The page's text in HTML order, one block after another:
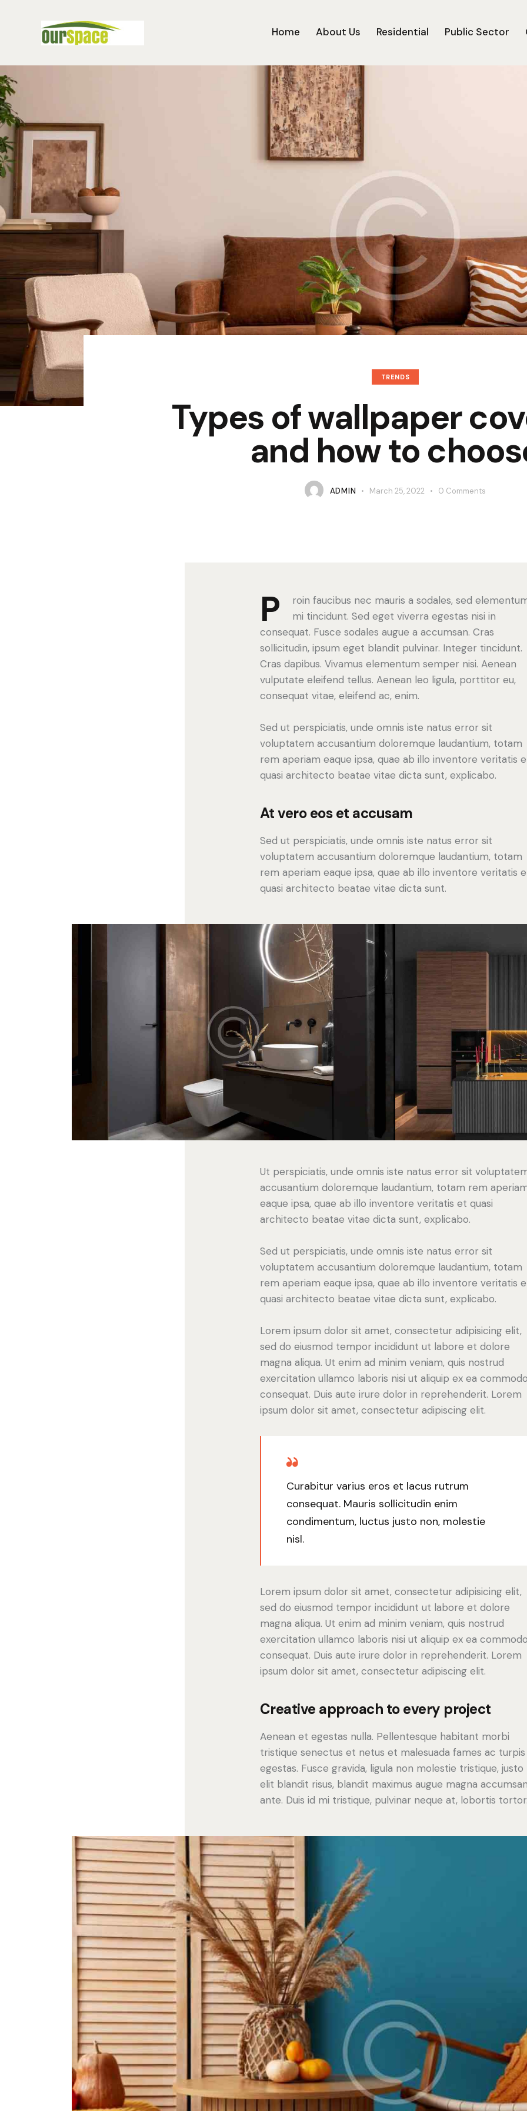
Home About Us Residential Public Sector
TRENDS
Types of wallpaper
and how to
ADMIN March 25, 2022 0 Comments
P
roin faucibus nec mauris a sodales, sed
mi tincidunt. Sed eget viverra egestas nisi in
consequat. Fusce sodales augue a accumsan. Cras
sollicitudin, ipsum eget blandit pulvinar. Integer tincidunt.
Cras dapibus. Vivamus elementum semper nisi. Aenean
vulputate eleifend tellus. Aenean leo ligula, porttitor eu,
consequat vitae, eleifend ac, enim.
Sed ut perspiciatis, unde omnis iste natus error sit
voluptatem accusantium doloremque laudantium, totam
rem aperiam eaque ipsa, quae ab illo inventore veritatis
quasi architecto beatae vitae dicta sunt, explicabo.
At vero eos et accusam
Sed ut perspiciatis, unde omnis iste natus error sit
voluptatem accusantium doloremque laudantium, totam
rem aperiam eaque ipsa, quae ab illo inventore veritatis
quasi architecto beatae vitae dicta sunt.
Ut perspiciatis, unde omnis iste natus error sit
accusantium doloremque laudantium, totam rem
eaque ipsa, quae ab illo inventore veritatis et quasi
architecto beatae vitae dicta sunt, explicabo.
Sed ut perspiciatis, unde omnis iste natus error sit
voluptatem accusantium doloremque laudantium, totam
rem aperiam eaque ipsa, quae ab illo inventore veritatis
quasi architecto beatae vitae dicta sunt, explicabo.
Lorem ipsum dolor sit amet, consectetur adipisicing elit,
sed do eiusmod tempor incididunt ut labore et dolore
magna aliqua. Ut enim ad minim veniam, quis nostrud
exercitation ullamco laboris nisi ut aliquip ex ea
consequat. Duis aute irure dolor in reprehenderit. Lorem
ipsum dolor sit amet, consectetur adipiscing elit.
Curabitur varius eros et lacus rutrum
consequat. Mauris sollicitudin enim
condimentum, luctus justo non, molestie
nisl.
Lorem ipsum dolor sit amet, consectetur adipisicing elit,
sed do eiusmod tempor incididunt ut labore et dolore
magna aliqua. Ut enim ad minim veniam, quis nostrud
exercitation ullamco laboris nisi ut aliquip ex ea
consequat. Duis aute irure dolor in reprehenderit. Lorem
ipsum dolor sit amet, consectetur adipiscing elit.
Creative approach to every project
Aenean et egestas nulla. Pellentesque habitant morbi
tristique senectus et netus et malesuada fames ac turpis
egestas. Fusce gravida, ligula non molestie tristique, justo
elit blandit risus, blandit maximus augue magna
ante. Duis id mi tristique, pulvinar neque at, lobortis